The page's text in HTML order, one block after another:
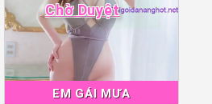
EM GÁI MƯA
Chờ Duyệt